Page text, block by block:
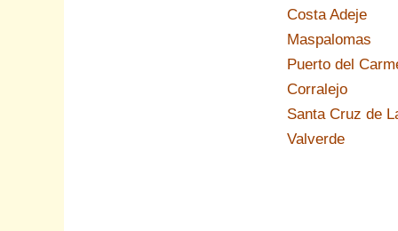
Costa Adeje
Maspalomas
Puerto del
Corralejo
Santa Cruz de
Valverde